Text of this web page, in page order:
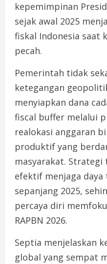
kepemimpinan
sejak awal 2025
fiskal Indonesia saat
pecah.
Pemerintah tidak
ketegangan
menyiapkan dana
fiscal buffer melalui
realokasi anggaran
produktif yang
masyarakat.
efektif menjaga daya
sepanjang 2025,
percaya diri
RAPBN 2026.
Septia menjelaskan
global yang sempat